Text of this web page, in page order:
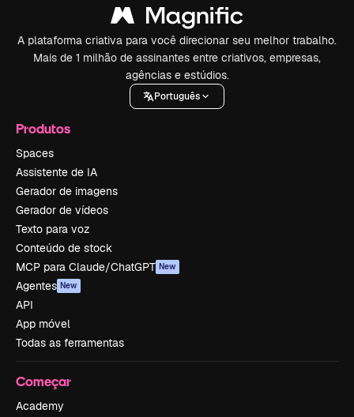
A plataforma criativa para você direcionar seu melhor trabalho.
Mais de 1 milhão de assinantes entre criativos, empresas,
agências e estúdios.
Português
Produtos
Spaces
Assistente de IA
Gerador de imagens
Gerador de vídeos
Texto para voz
Conteúdo de stock
MCP para Claude/ChatGPT New
Agentes New
API
App móvel
Todas as ferramentas
Começar
Academy